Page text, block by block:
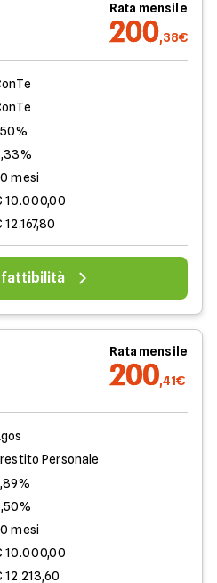
Rata mensile
200,38€
mesi
10.000,00
12.167,80
fattibilità
Rata mensile
200,41€
Personale
mesi
10.000,00
12.213,60